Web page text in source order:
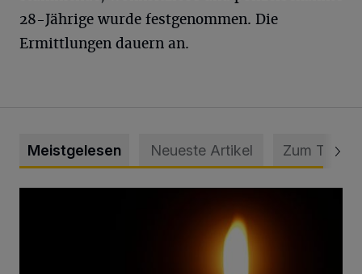
28-Jährige wurde festgenommen. Die
Ermittlungen dauern an.
Meistgelesen Neueste Artikel Zum Thema